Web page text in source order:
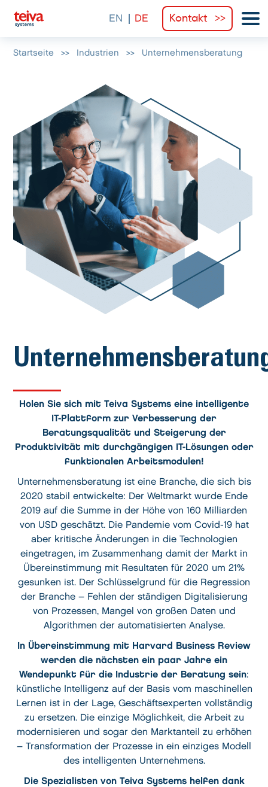
Kontakt
Startseite >> Industrien >> Unternehmensberatung
Holen Sie sich mit Teiva Systems eine intelligente
IT-Plattform zur Verbesserung der
Beratungsqualität und Steigerung der
Produktivität mit durchgängigen IT-Lösungen oder
funktionalen Arbeitsmodulen!
Unternehmensberatung ist eine Branche, die sich bis
2020 stabil entwickelte: Der Weltmarkt wurde Ende
2019 auf die Summe in der Höhe von 160 Milliarden
von USD geschätzt. Die Pandemie vom Covid-19 hat
aber kritische Änderungen in die Technologien
eingetragen, im Zusammenhang damit der Markt in
Übereinstimmung mit Resultaten für 2020 um 21%
gesunken ist. Der Schlüsselgrund für die Regression
der Branche – Fehlen der ständigen Digitalisierung
von Prozessen, Mangel von großen Daten und
Algorithmen der automatisierten Analyse.
In Übereinstimmung mit Harvard Business Review
werden die nächsten ein paar Jahre ein
Wendepunkt für die Industrie der Beratung sein:
künstliche Intelligenz auf der Basis vom maschinellen
Lernen ist in der Lage, Geschäftsexperten vollständig
zu ersetzen. Die einzige Möglichkeit, die Arbeit zu
modernisieren und sogar den Marktanteil zu erhöhen
– Transformation der Prozesse in ein einziges Modell
des intelligenten Unternehmens.
Die Spezialisten von Teiva Systems helfen dank